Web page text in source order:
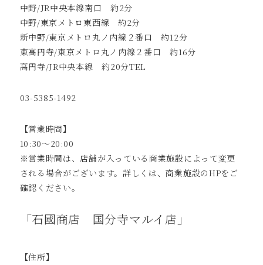
中野/JR中央本線南口 約2分
中野/東京メトロ東西線 約2分
新中野/東京メトロ丸ノ内線２番口 約12分
東高円寺/東京メトロ丸ノ内線２番口 約16分
高円寺/JR中央本線 約20分TEL
03-5385-1492
【営業時間】
10:30～20:00
※営業時間は、店舗が入っている商業施設によって変更
される場合がございます。詳しくは、商業施設のHPをご
確認ください。
「石國商店 国分寺マルイ店」
【住所】